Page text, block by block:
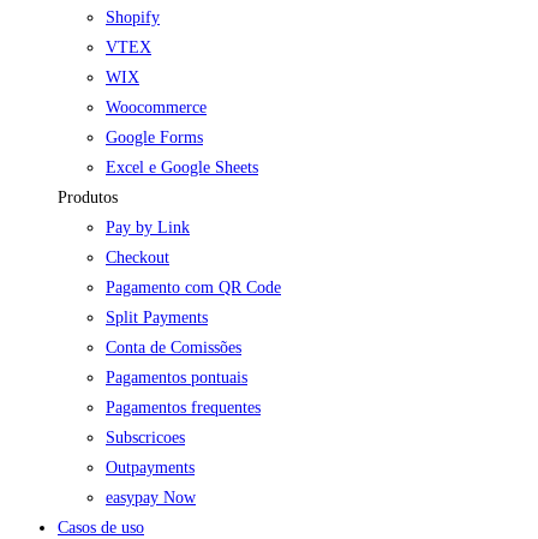
Shopify
VTEX
WIX
Woocommerce
Google Forms
Excel e Google Sheets
Produtos
Pay by Link
Checkout
Pagamento com QR Code
Split Payments
Conta de Comissões
Pagamentos pontuais
Pagamentos frequentes
Subscricoes
Outpayments
easypay Now
Casos de uso